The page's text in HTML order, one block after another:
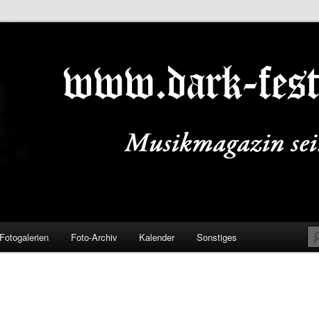
Fotogalerien Foto-Archiv Kalender Sonstiges